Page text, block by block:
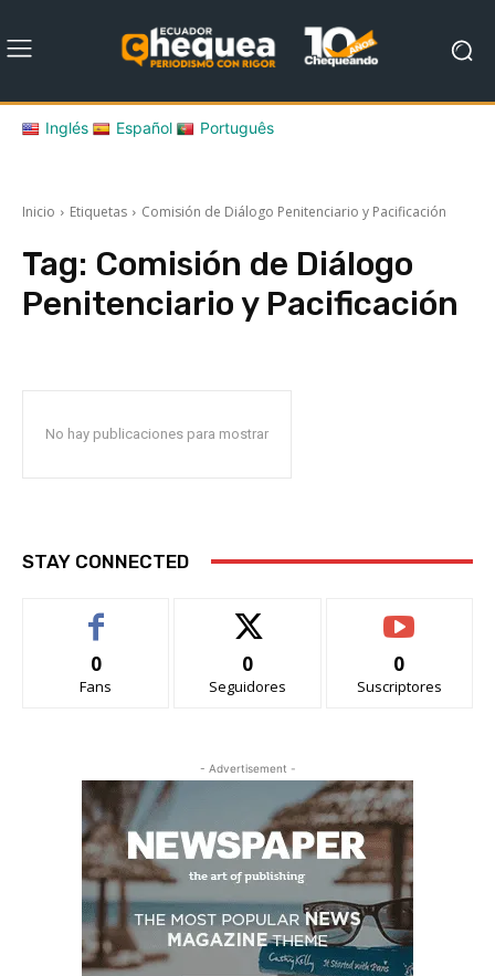
Inglés Español Português
Inicio Etiquetas Comisión de Diálogo Penitenciario y Pacificación
Tag: Comisión de Diálogo
Penitenciario y Pacificación
No hay publicaciones para mostrar
STAY CONNECTED
0
Fans
0
Seguidores
0
Suscriptores
- Advertisement -